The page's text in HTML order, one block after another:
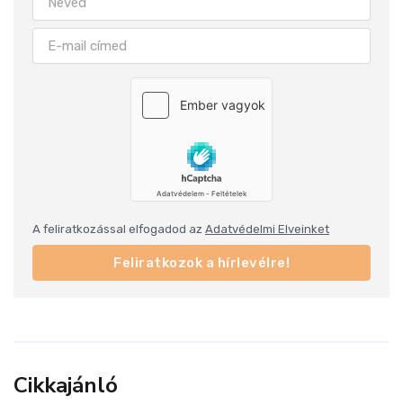
A feliratkozással elfogadod az Adatvédelmi Elveinket
Feliratkozok a hírlevélre!
Cikkajánló